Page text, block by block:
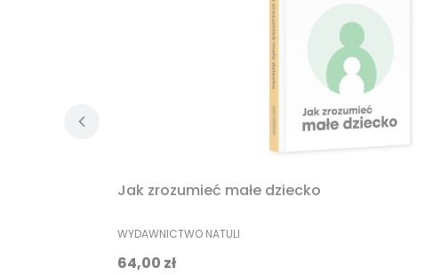
Jak zrozumieć małe dziecko
PRODUCENT
WYDAWNICTWO NATULI
Cena
64,00 zł